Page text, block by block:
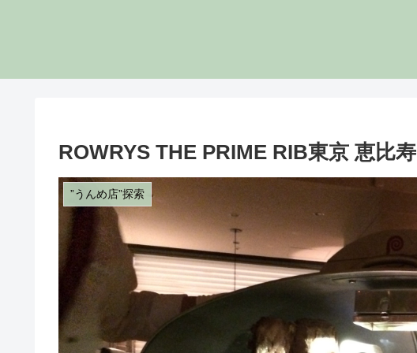
ROWRYS THE PRIME RIB東京 恵比寿
”うんめ店”探索